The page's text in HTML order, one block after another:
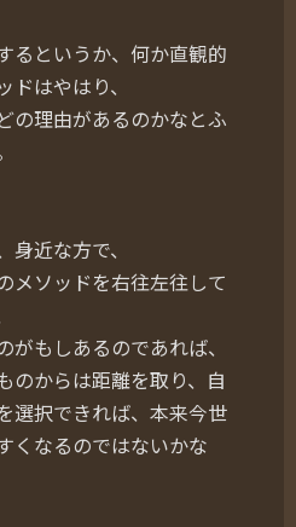
るというか、何か直観的
はやはり、
の理由があるのかなとふ
近な方で、
メソッドを右往左往して
がもしあるのであれば、
のからは距離を取り、自
選択できれば、本来今世
くなるのではないかな